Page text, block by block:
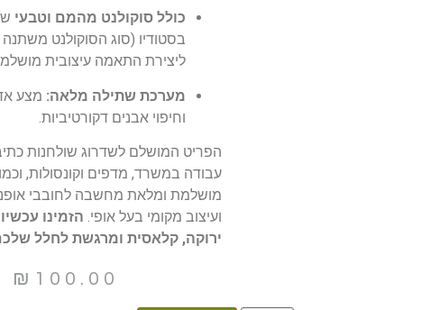
כולל סוקולנט מהמם וטבעי
בסטודיו (סוג הסוקולנט
ליצירת התאמה עיצובית
מערכת שתילה מלאה: מצע
וחיפוי אבנים דקורטיביות.
הפריט המושלם לשדרוג שולחנות
עבודה במשרד, מדפים וקונסולות,
מושלמת ומלאת מחשבה לחובבי
ועיצוב מקומי בעל אופי. הזמינו
ירוקה, קלאסית ומרגשת לחלל
₪ 100.00